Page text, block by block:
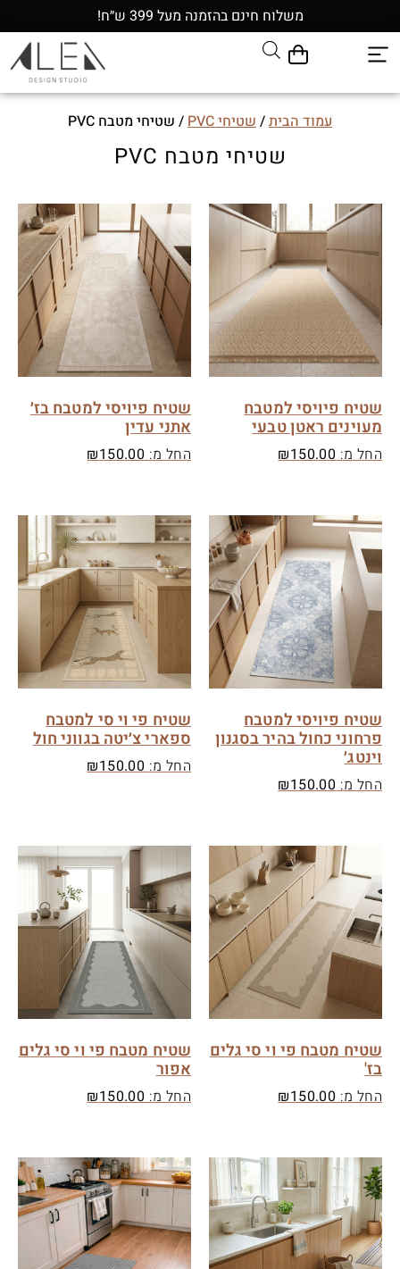
משלוח חינם בהזמנה מעל 399 ש״ח!
עמוד הבית/שטיחי PVC / שטיחי מטבח PVC
שטיחי מטבח PVC
שטיח פיויסי למטבח
מעוינים ראטן טבעי
החל מ: ₪150.00
שטיח פיויסי למטבח בז׳
אתני עדין
החל מ: ₪150.00
שטיח פיויסי למטבח
פרחוני כחול בהיר בסגנון
וינטג׳
החל מ: ₪150.00
שטיח פי וי סי למטבח
ספארי צ׳יטה בגווני חול
החל מ: ₪150.00
שטיח מטבח פי וי סי גלים
בז'
החל מ: ₪150.00
שטיח מטבח פי וי סי גלים
אפור
החל מ: ₪150.00